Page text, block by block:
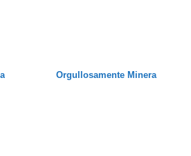
Orgullosamente Minera